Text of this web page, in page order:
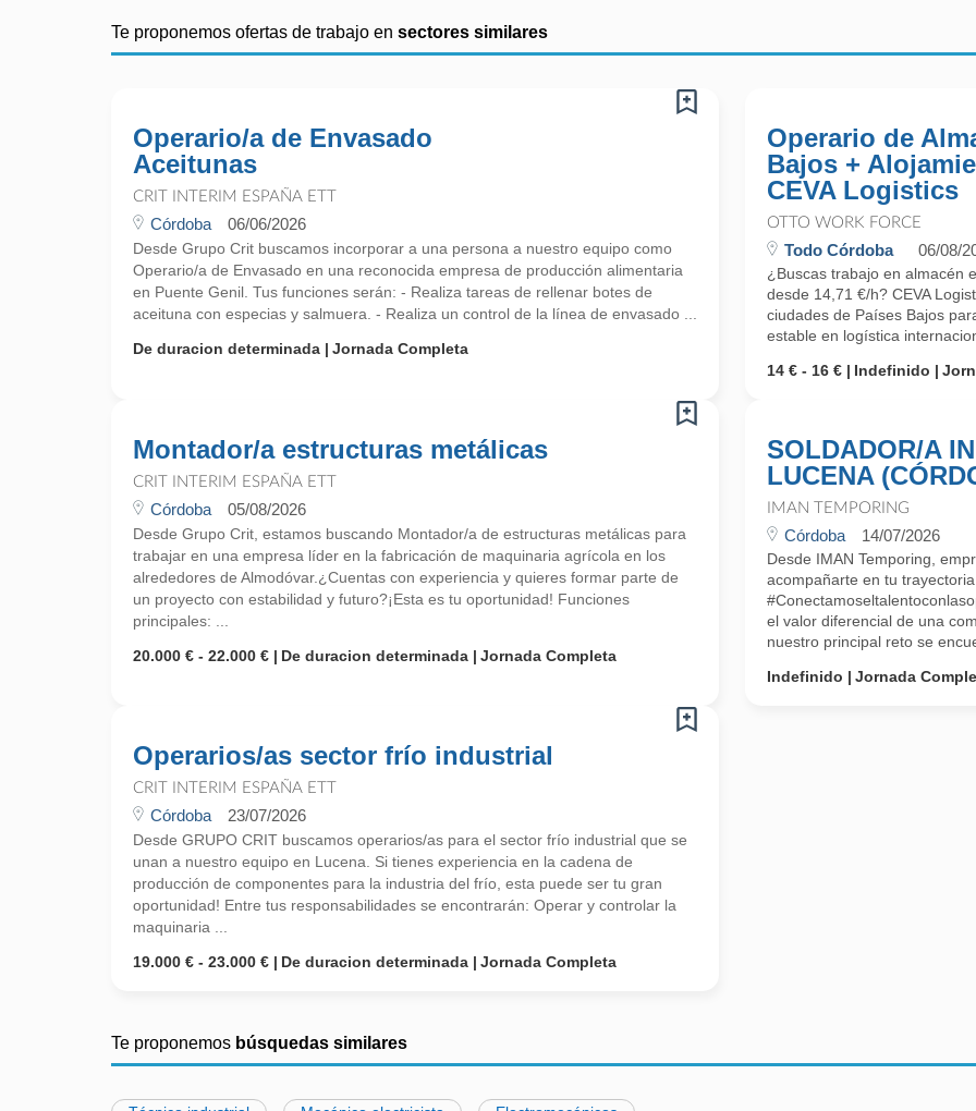
Te proponemos ofertas de trabajo en sectores similares
Operario/a de Envasado
Aceitunas
CRIT INTERIM ESPAÑA ETT
Córdoba 06/06/2026
Desde Grupo Crit buscamos incorporar a una persona a nuestro equipo como
Operario/a de Envasado en una reconocida empresa de producción alimentaria
en Puente Genil. Tus funciones serán: - Realiza tareas de rellenar botes de
aceituna con especias y salmuera. - Realiza un control de la línea de envasado ...
De duracion determinada
Jornada Completa
Operario de
Bajos +
CEVA Logistics
OTTO WORK FORCE
Todo Córdoba 06/08/
¿Buscas trabajo en almacén
desde 14,71 €/h? CEVA
ciudades de Países Bajos
estable en logística
14 € - 16 €
Indefinido
Montador/a estructuras metálicas
CRIT INTERIM ESPAÑA ETT
Córdoba 05/08/2026
Desde Grupo Crit, estamos buscando Montador/a de estructuras metálicas para
trabajar en una empresa líder en la fabricación de maquinaria agrícola en los
alrededores de Almodóvar.¿Cuentas con experiencia y quieres formar parte de
un proyecto con estabilidad y futuro?¡Esta es tu oportunidad! Funciones
principales: ...
20.000 € - 22.000 €
De duracion determinada Jornada Completa
SOLDADOR/A
LUCENA
IMAN TEMPORING
Córdoba 14/07/2026
Desde IMAN Temporing,
acompañarte en tu
el valor diferencial de una
nuestro principal reto se
Indefinido
Jornada
Operarios/as sector frío industrial
CRIT INTERIM ESPAÑA ETT
Córdoba 23/07/2026
Desde GRUPO CRIT buscamos operarios/as para el sector frío industrial que se
unan a nuestro equipo en Lucena. Si tienes experiencia en la cadena de
producción de componentes para la industria del frío, esta puede ser tu gran
oportunidad! Entre tus responsabilidades se encontrarán: Operar y controlar la
maquinaria ...
19.000 € - 23.000 €
De duracion determinada Jornada Completa
Te proponemos búsquedas similares